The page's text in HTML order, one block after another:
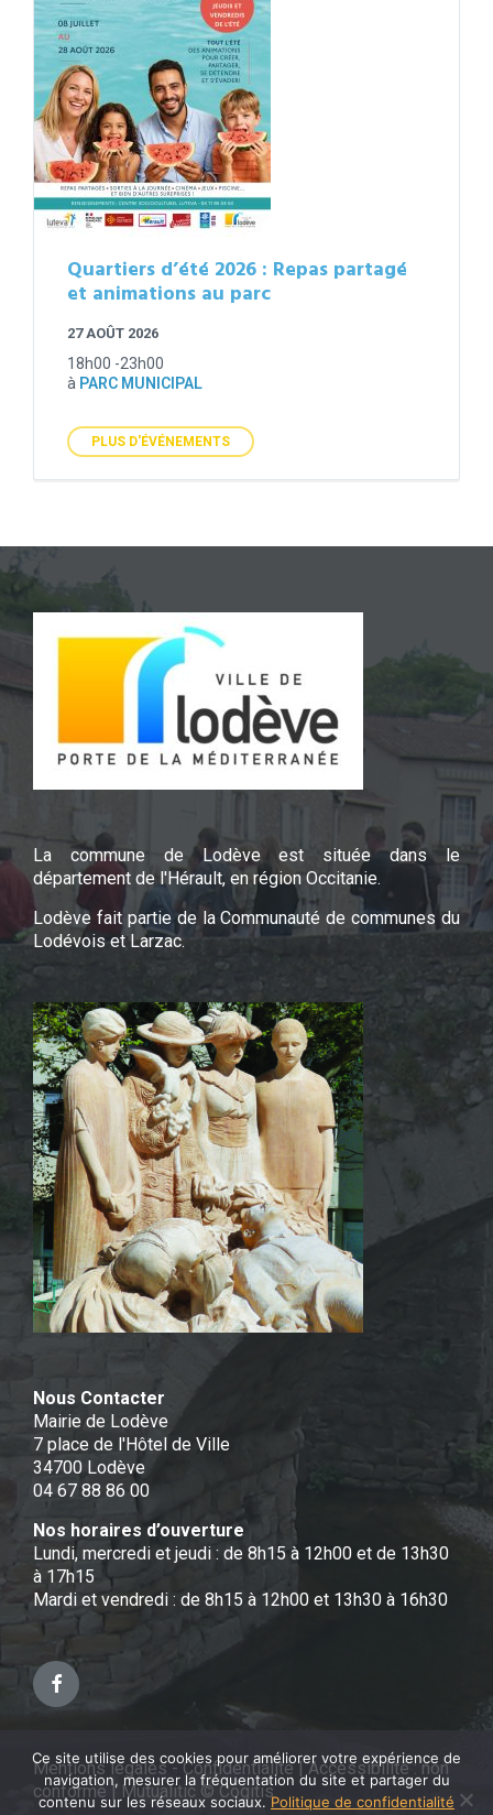
Quartiers d’été 2026 : Repas partagé
et animations au parc
27 AOÛT 2026
18h00 -23h00
à PARC MUNICIPAL
PLUS D'ÉVÉNEMENTS
La commune de Lodève est située dans le
département de l'Hérault, en région Occitanie.
Lodève fait partie de la Communauté de communes du
Lodévois et Larzac.
Nous Contacter
Mairie de Lodève
7 place de l'Hôtel de Ville
34700 Lodève
04 67 88 86 00
Nos horaires d’ouverture
Lundi, mercredi et jeudi : de 8h15 à 12h00 et de 13h30
à 17h15
Mardi et vendredi : de 8h15 à 12h00 et 13h30 à 16h30
Facebook
Mentions légales - Confidentialité|Accessibilité : non
conforme| Mutualitic © Cogitis
Ce site utilise des cookies pour améliorer votre expérience de
navigation, mesurer la fréquentation du site et partager du
contenu sur les réseaux sociaux.Politique de confidentialité